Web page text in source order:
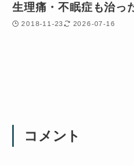
生理痛・不眠症も治っ
2018-11-23 2026-07-16
コメント